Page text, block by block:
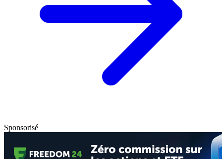
Sponsorisé